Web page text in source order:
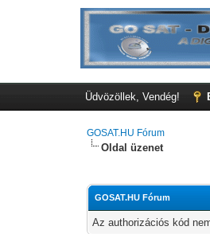
Üdvözöllek, Vendég!
GOSAT.HU Fórum
Oldal üzenet
GOSAT.HU Fórum
Az authorizációs kód